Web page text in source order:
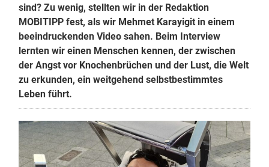
sind? Zu wenig, stellten wir in der Redaktion
MOBITIPP fest, als wir Mehmet Karayigit in einem
beeindruckenden Video sahen. Beim Interview
lernten wir einen Menschen kennen, der zwischen
der Angst vor Knochenbrüchen und der Lust, die Welt
zu erkunden, ein weitgehend selbstbestimmtes
Leben führt.